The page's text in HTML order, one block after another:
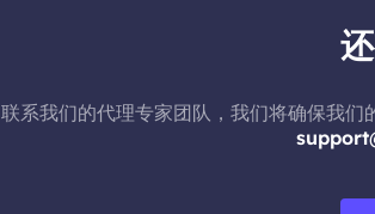
联系我们的代理专家团队，我们将确保我